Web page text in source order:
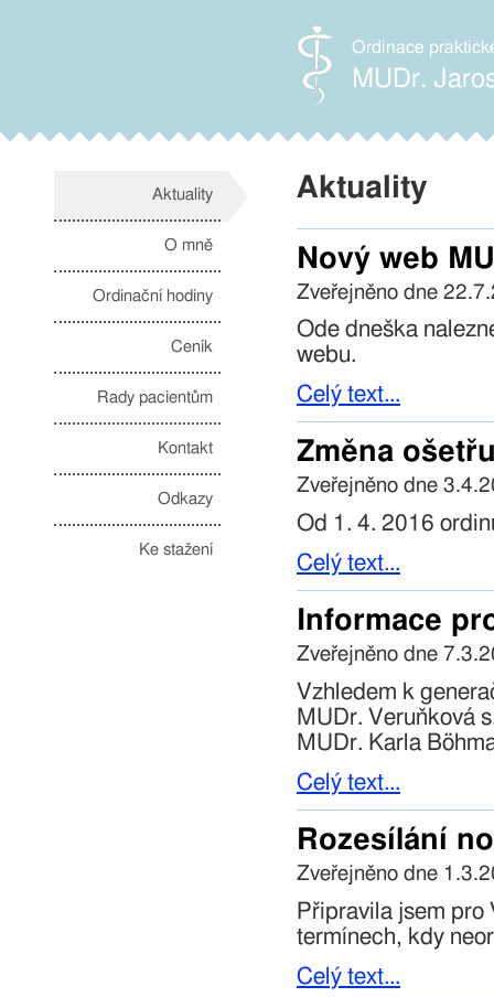
Ordinace
MUDr.
Aktuality
O mně
Ordinační hodiny
Ceník
Rady pacientům
Kontakt
Odkazy
Ke stažení
Aktuality
Nový web
Zveřejněno dne
Ode dneška
webu.
Celý text...
Změna
Zveřejněno dne
Od 1. 4. 2016
Celý text...
Informace
Zveřejněno dne
Vzhledem k
MUDr. Veruňková
MUDr. Karla
Celý text...
Rozesílání
Zveřejněno dne
Připravila jsem pro
termínech, kdy
Celý text...